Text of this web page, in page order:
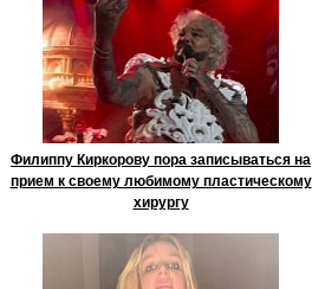
Филиппу Киркорову пора записываться на
прием к своему любимому пластическому
хирургу